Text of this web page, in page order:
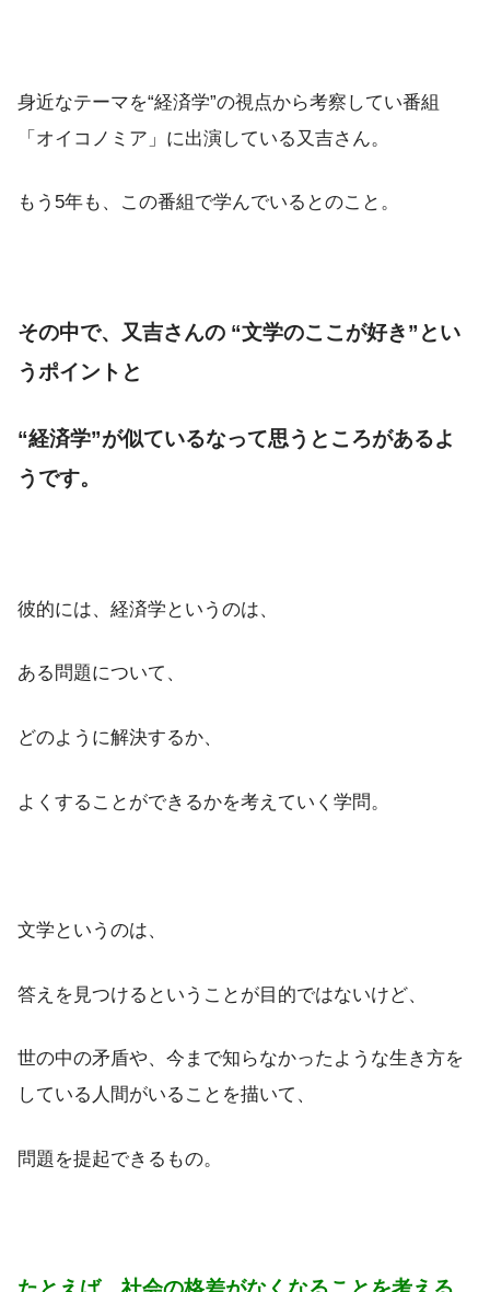
身近なテーマを“経済学”の視点から考察してい番組
「オイコノミア」に出演している又吉さん。
もう5年も、この番組で学んでいるとのこと。
その中で、又吉さんの “文学のここが好き”とい
うポイントと
“経済学”が似ているなって思うところがあるよ
うです。
彼的には、経済学というのは、
ある問題について、
どのように解決するか、
よくすることができるかを考えていく学問。
文学というのは、
答えを見つけるということが目的ではないけど、
世の中の矛盾や、今まで知らなかったような生き方を
している人間がいることを描いて、
問題を提起できるもの。